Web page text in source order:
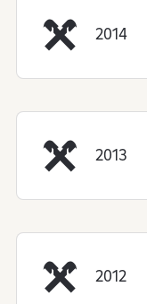
2014
2013
2012